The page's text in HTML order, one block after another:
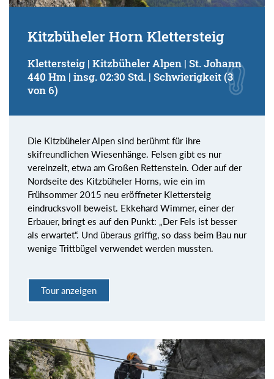
Kitzbüheler Horn Klettersteig
Klettersteig | Kitzbüheler Alpen | St. Johann
440 Hm | insg. 02:30 Std. | Schwierigkeit (3
von 6)
Die Kitzbüheler Alpen sind berühmt für ihre
skifreundlichen Wiesenhänge. Felsen gibt es nur
vereinzelt, etwa am Großen Rettenstein. Oder auf der
Nordseite des Kitzbüheler Horns, wie ein im
Frühsommer 2015 neu eröffneter Klettersteig
eindrucksvoll beweist. Ekkehard Wimmer, einer der
Erbauer, bringt es auf den Punkt: „Der Fels ist besser
als erwartet“. Und überaus griffig, so dass beim Bau nur
wenige Trittbügel verwendet werden mussten.
Tour anzeigen